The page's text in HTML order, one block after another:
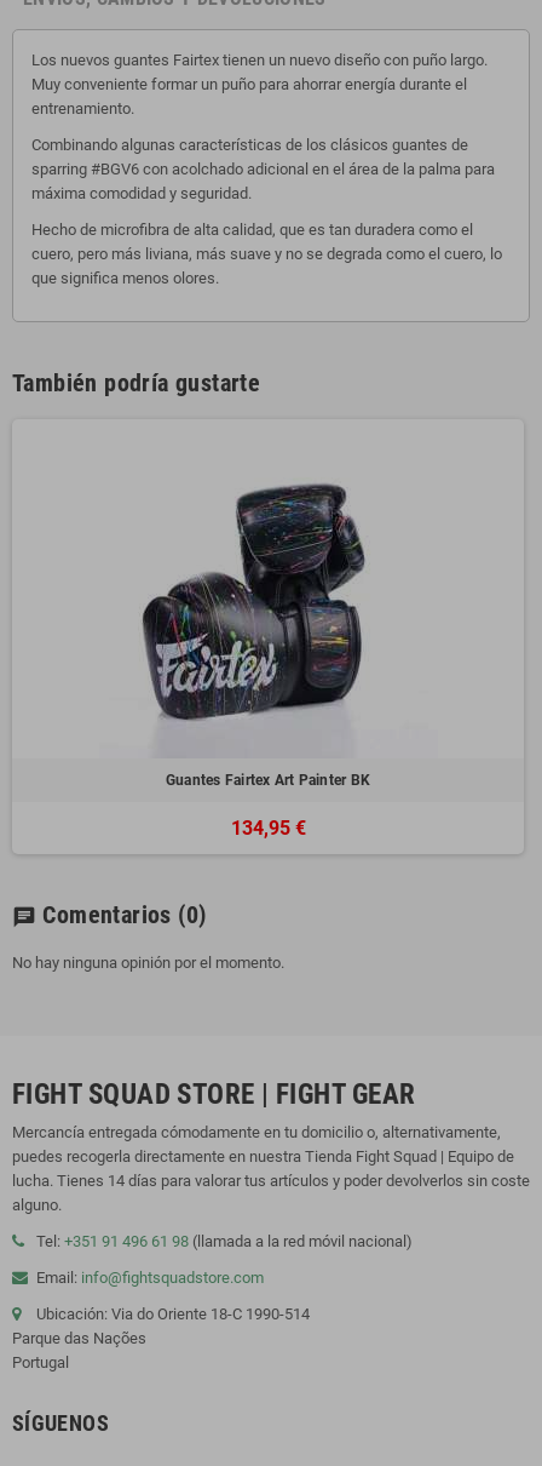
Los nuevos guantes Fairtex tienen un nuevo diseño con puño largo.
Muy conveniente formar un puño para ahorrar energía durante el
entrenamiento.
Combinando algunas características de los clásicos guantes de
sparring #BGV6 con acolchado adicional en el área de la palma para
máxima comodidad y seguridad.
Hecho de microfibra de alta calidad, que es tan duradera como el
cuero, pero más liviana, más suave y no se degrada como el cuero, lo
que significa menos olores.
También podría gustarte
Guantes Fairtex Art Painter BK
134,95 €
chat Comentarios (0)
No hay ninguna opinión por el momento.
FIGHT SQUAD STORE | FIGHT GEAR
Mercancía entregada cómodamente en tu domicilio o, alternativamente,
puedes recogerla directamente en nuestra Tienda Fight Squad | Equipo de
lucha. Tienes 14 días para valorar tus artículos y poder devolverlos sin coste
alguno.
Tel: +351 91 496 61 98 (llamada a la red móvil nacional)
Email: info@fightsquadstore.com
Ubicación: Via do Oriente 18-C 1990-514
Parque das Nações
Portugal
SÍGUENOS